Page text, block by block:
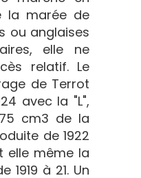
la marée de
ou anglaises
elle ne
relatif. Le
de Terrot
avec la "L",
cm3 de la
de 1922
elle même la
1919 à 21. Un